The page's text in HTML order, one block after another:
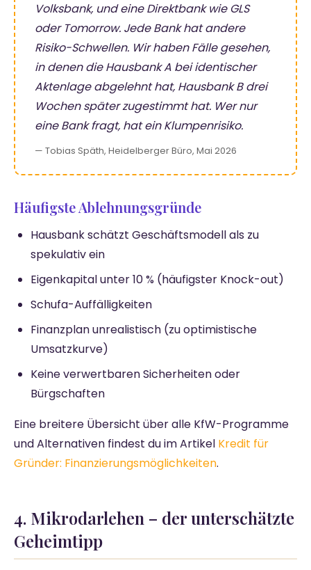
Volksbank, und eine Direktbank wie GLS
oder Tomorrow. Jede Bank hat andere
Risiko-Schwellen. Wir haben Fälle gesehen,
in denen die Hausbank A bei identischer
Aktenlage abgelehnt hat, Hausbank B drei
Wochen später zugestimmt hat. Wer nur
eine Bank fragt, hat ein Klumpenrisiko.
— Tobias Späth, Heidelberger Büro, Mai 2026
Häufigste Ablehnungsgründe
Hausbank schätzt Geschäftsmodell als zu
spekulativ ein
Eigenkapital unter 10 % (häufigster Knock-out)
Schufa-Auffälligkeiten
Finanzplan unrealistisch (zu optimistische
Umsatzkurve)
Keine verwertbaren Sicherheiten oder
Bürgschaften
Eine breitere Übersicht über alle KfW-Programme
und Alternativen findest du im Artikel Kredit für
Gründer: Finanzierungsmöglichkeiten.
4. Mikrodarlehen – der unterschätzte
Geheimtipp